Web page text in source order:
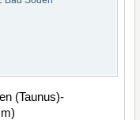
(Taunus)-